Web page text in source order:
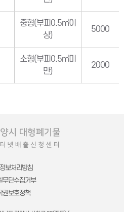
중형(부피0.5㎥이
상)
5000
소형(부피0.5㎥미
만)
2000
보처리방침
무단수집거부
권보호정책